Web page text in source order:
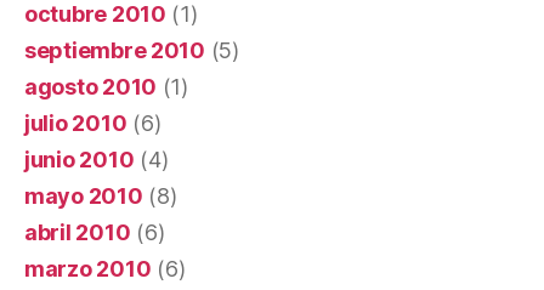
octubre 2010 (1)
septiembre 2010 (5)
agosto 2010 (1)
julio 2010 (6)
junio 2010 (4)
mayo 2010 (8)
abril 2010 (6)
marzo 2010 (6)